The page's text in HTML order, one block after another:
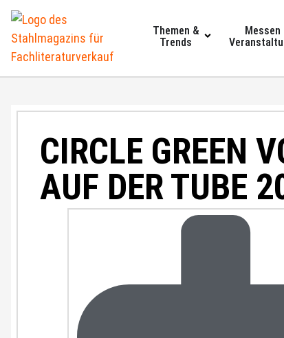
Themen &
Trends
Messen
CIRCLE GREEN
AUF DER TUBE